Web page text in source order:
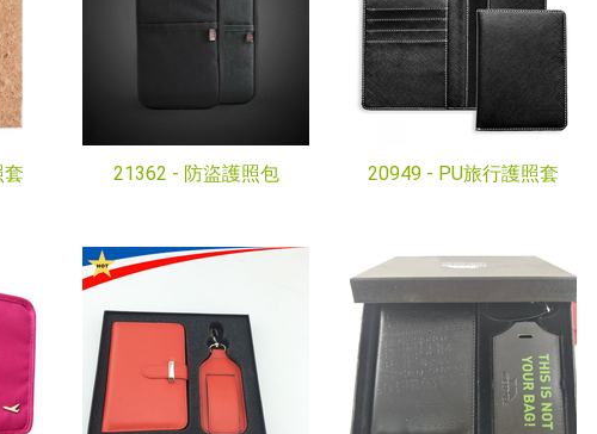
套 21362 - 防盜護照包 20949 - PU旅行護照套